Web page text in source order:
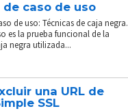
de caso de uso
de uso: Técnicas de caja negra.
es la prueba funcional de la
negra utilizada...
una URL de
SSL